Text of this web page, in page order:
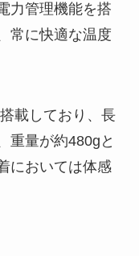
力管理機能を搭
常に快適な温度
載しており、長
重量が約480gと
においては体感